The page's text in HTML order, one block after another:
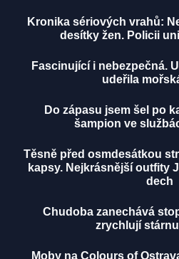
Kronika sériových vrahů:
desítky žen. Policii
Fascinující i nebezpečná.
udeřila
Do zápasu jsem šel po
šampion ve
Těsně před osmdesátkou
kapsy. Nejkrásnější outfity
dech
Chudoba zanechává
zrychlují
Moby na Colours of